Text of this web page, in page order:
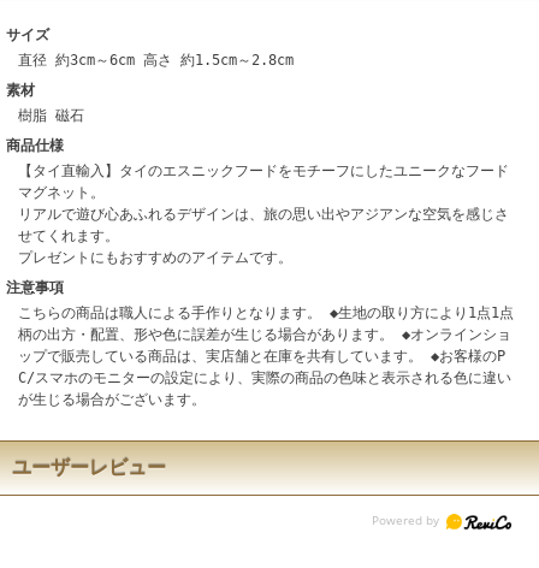
サイズ
直径 約3cm～6cm 高さ 約1.5cm～2.8cm
素材
樹脂 磁石
商品仕様
【タイ直輸入】タイのエスニックフードをモチーフにしたユニークなフード
マグネット。
リアルで遊び心あふれるデザインは、旅の思い出やアジアンな空気を感じさ
せてくれます。
プレゼントにもおすすめのアイテムです。
注意事項
こちらの商品は職人による手作りとなります。 ◆生地の取り方により1点1点
柄の出方・配置、形や色に誤差が生じる場合があります。 ◆オンラインショ
ップで販売している商品は、実店舗と在庫を共有しています。 ◆お客様のP
C/スマホのモニターの設定により、実際の商品の色味と表示される色に違い
が生じる場合がございます。
ユーザーレビュー